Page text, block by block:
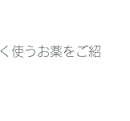
使うお薬をご紹